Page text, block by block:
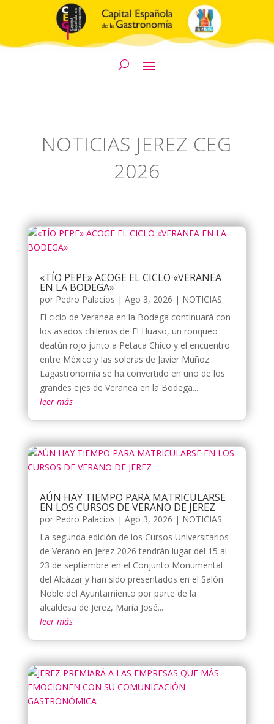
NOTICIAS JEREZ CEG
2026
«TÍO PEPE» ACOGE EL CICLO «VERANEA
EN LA BODEGA»
por Pedro Palacios | Ago 3, 2026 | NOTICIAS
El ciclo de Veranea en la Bodega continuará con
los asados chilenos de El Huaso, un ronqueo
deatún rojo junto a Petaca Chico y el encuentro
entre México y las soleras de Javier Muñoz
Lagastronomía se ha convertido en uno de los
grandes ejes de Veranea en la Bodega...
leer más
AÚN HAY TIEMPO PARA MATRICULARSE
EN LOS CURSOS DE VERANO DE JEREZ
por Pedro Palacios | Ago 3, 2026 | NOTICIAS
La segunda edición de los Cursos Universitarios
de Verano en Jerez 2026 tendrán lugar del 15 al
23 de septiembre en el Conjunto Monumental
del Alcázar y han sido presentados en el Salón
Noble del Ayuntamiento por parte de la
alcaldesa de Jerez, María José...
leer más